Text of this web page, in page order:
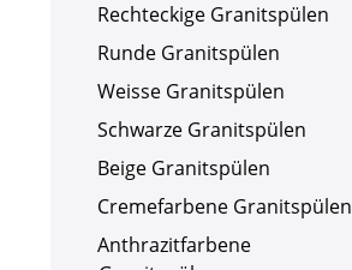
Rechteckige Granitspülen
Runde Granitspülen
Weisse Granitspülen
Schwarze Granitspülen
Beige Granitspülen
Cremefarbene Granitspülen
Anthrazitfarbene